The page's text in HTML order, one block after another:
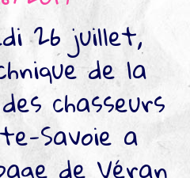
Agir
pour l’environnement
Je veux devenir chasseur
▼
Je suis chasseur
26 juillet,
de la
chasseurs
Savoie a